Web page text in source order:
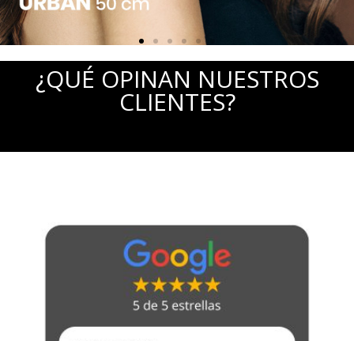
¿QUÉ OPINAN NUESTROS
CLIENTES?